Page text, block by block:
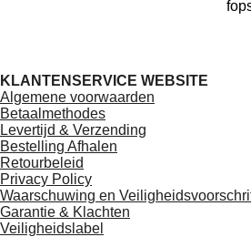
KLANTENSERVICE WEBSITE
Algemene voorwaarden
Betaalmethodes
Levertijd & Verzending
Bestelling Afhalen
Retourbeleid
Privacy Policy
Waarschuwing en
Garantie & Klachten
Veiligheidslabel